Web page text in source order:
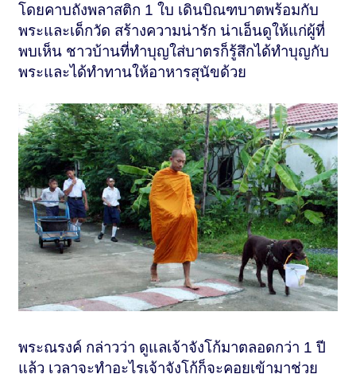
โดยคาบถังพลาสติก 1 ใบ เดินบิณฑบาตพร้อมกับ
พระและเด็กวัด สร้างความน่ารัก น่าเอ็นดูให้แก่ผู้ที่
พบเห็น ชาวบ้านที่ทำบุญใส่บาตรก็รู้สึกได้ทำบุญกับ
พระและได้ทำทานให้อาหารสุนัขด้วย
พระณรงค์ กล่าวว่า ดูแลเจ้าจังโก้มาตลอดกว่า 1 ปี
แล้ว เวลาจะทำอะไรเจ้าจังโก้ก็จะคอยเข้ามาช่วย